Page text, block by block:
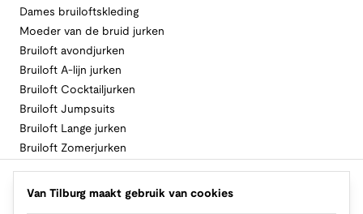
Dames bruiloftskleding
Moeder van de bruid jurken
Bruiloft avondjurken
Bruiloft A-lijn jurken
Bruiloft Cocktailjurken
Bruiloft Jumpsuits
Bruiloft Lange jurken
Bruiloft Zomerjurken
Volg Van Tilburg
Van Tilburg maakt gebruik van cookies